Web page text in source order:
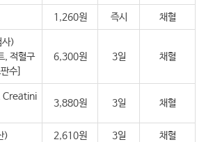
1,260원 즉시 채혈
사)
, 적혈구
수]
6,300원 3일 채혈
Creatini
3,880원 3일 채혈
) 2,610원 3일 채혈